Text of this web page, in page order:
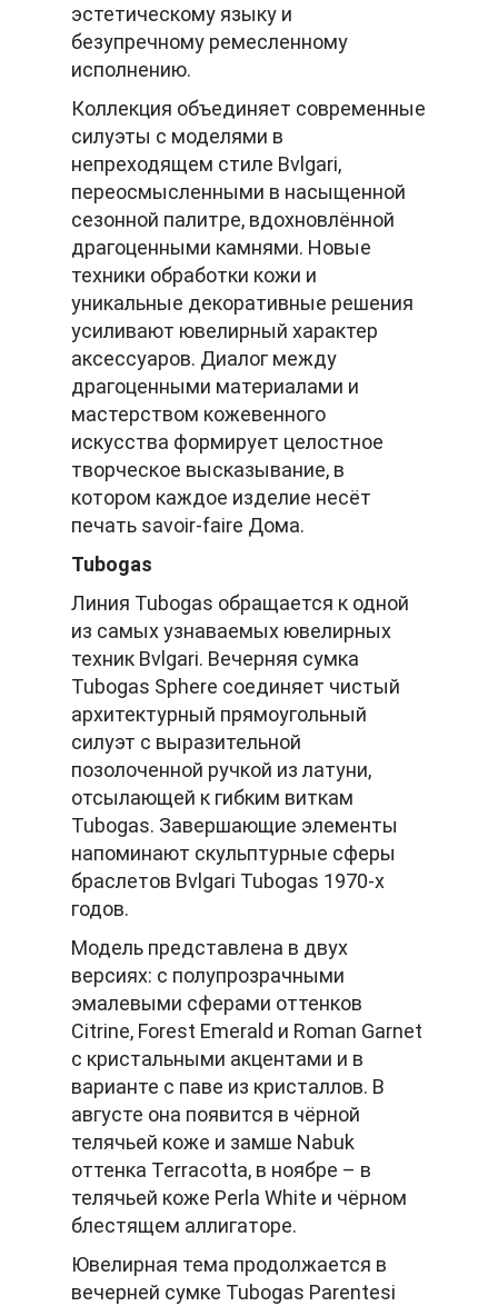
эстетическому языку и
безупречному ремесленному
исполнению.
Коллекция объединяет современные
силуэты с моделями в
непреходящем стиле Bvlgari,
переосмысленными в насыщенной
сезонной палитре, вдохновлённой
драгоценными камнями. Новые
техники обработки кожи и
уникальные декоративные решения
усиливают ювелирный характер
аксессуаров. Диалог между
драгоценными материалами и
мастерством кожевенного
искусства формирует целостное
творческое высказывание, в
котором каждое изделие несёт
печать savoir-faire Дома.
Tubogas
Линия Tubogas обращается к одной
из самых узнаваемых ювелирных
техник Bvlgari. Вечерняя сумка
Tubogas Sphere соединяет чистый
архитектурный прямоугольный
силуэт с выразительной
позолоченной ручкой из латуни,
отсылающей к гибким виткам
Tubogas. Завершающие элементы
напоминают скульптурные сферы
браслетов Bvlgari Tubogas 1970-х
годов.
Модель представлена в двух
версиях: с полупрозрачными
эмалевыми сферами оттенков
Citrine, Forest Emerald и Roman Garnet
с кристальными акцентами и в
варианте с паве из кристаллов. В
августе она появится в чёрной
телячьей коже и замше Nabuk
оттенка Terracotta, в ноябре – в
телячьей коже Perla White и чёрном
блестящем аллигаторе.
Ювелирная тема продолжается в
вечерней сумке Tubogas Parentesi